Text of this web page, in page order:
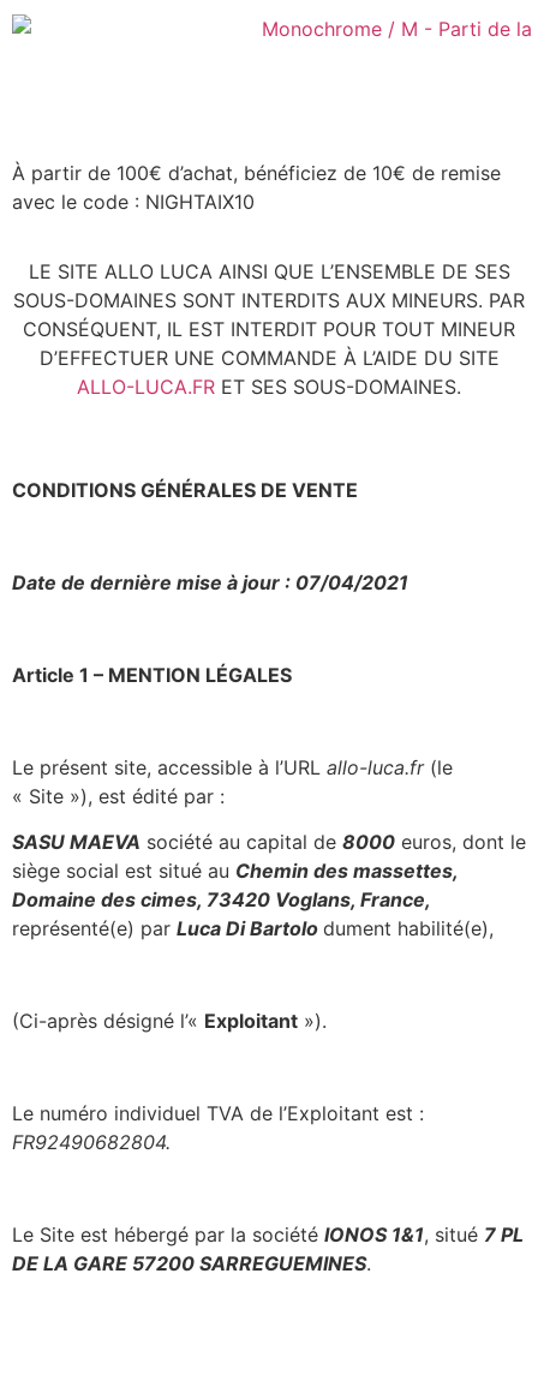
À partir de 100€ d’achat, bénéficiez de 10€ de remise
avec le code : NIGHTAIX10
LE SITE ALLO LUCA AINSI QUE L’ENSEMBLE DE SES
SOUS-DOMAINES SONT INTERDITS AUX MINEURS. PAR
CONSÉQUENT, IL EST INTERDIT POUR TOUT MINEUR
D’EFFECTUER UNE COMMANDE À L’AIDE DU SITE
ALLO-LUCA.FR ET SES SOUS-DOMAINES.
CONDITIONS GÉNÉRALES DE VENTE
Date de dernière mise à jour : 07/04/2021
Article 1 – MENTION LÉGALES
Le présent site, accessible à l’URL allo-luca.fr(le
« Site »), est édité par :
SASU MAEVA société au capital de 8000 euros, dont le
siège social est situé au Chemin des massettes,
Domaine des cimes, 73420 Voglans, France,
représenté(e) par Luca Di Bartolo dument habilité(e),
(Ci-après désigné l’« Exploitant »).
Le numéro individuel TVA de l’Exploitant est :
FR92490682804.
Le Site est hébergé par la société IONOS 1&1, situé 7 PL
DE LA GARE 57200 SARREGUEMINES.